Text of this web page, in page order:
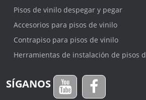
Pisos de vinilo despegar y pegar
Accesorios para pisos de vinilo
Contrapiso para pisos de vinilo
Herramientas de instalación de pisos
SÍGANOS